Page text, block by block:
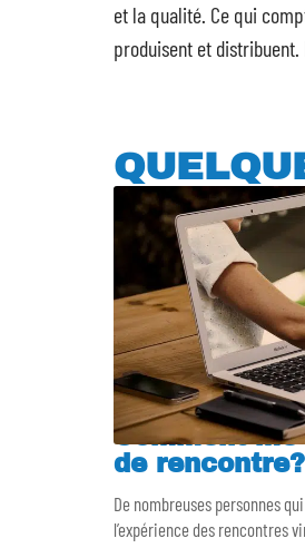
et la qualité. Ce qui
produisent et
Comment
de rencontre?
De nombreuses personnes
l’expérience des rencontres